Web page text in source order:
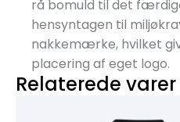
rå bomuld til det
hensyntagen til
nakkemærke, hvilket
placering af eget logo.
Relaterede varer